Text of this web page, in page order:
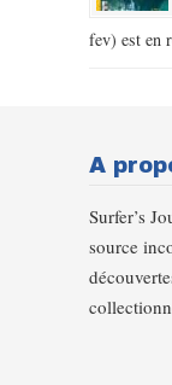
fev) est en
A
Surfer’s
source